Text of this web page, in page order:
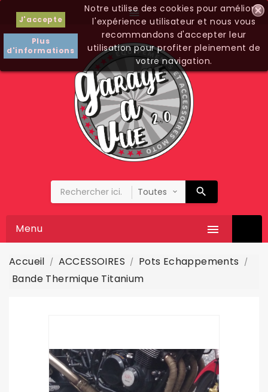

J'accepte
Plus
d'informations
Notre utilise des cookies pour améliorer
l'expérience utilisateur et nous vous
recommandons d'accepter leur
utilisation pour profiter pleinement de
votre navigation.

Menu
Accueil ACCESSOIRES
Pots Echappements
Bande Thermique Titanium